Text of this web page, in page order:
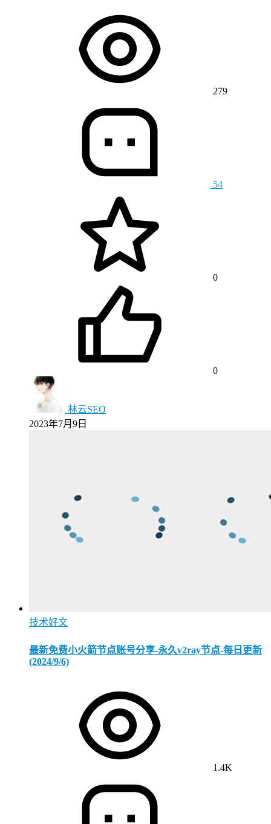
279
54
0
0
林云SEO
2023年7月9日
技术好文
最新免费小火箭节点账号分享-永久v2ray节点-每日更新
(2024/9/6)
1.4K